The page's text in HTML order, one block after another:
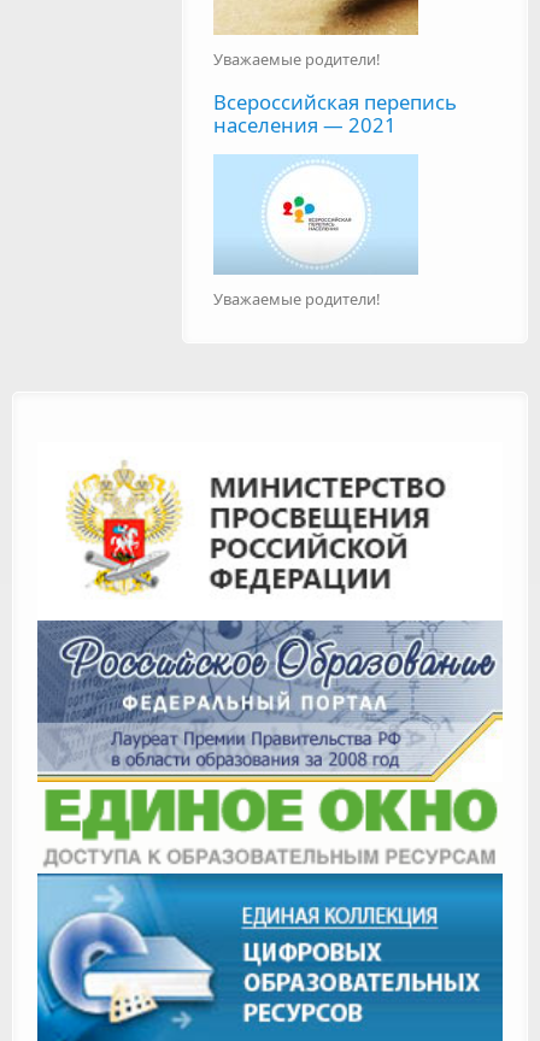
Уважаемые родители!
Всероссийская перепись
населения — 2021
Уважаемые родители!